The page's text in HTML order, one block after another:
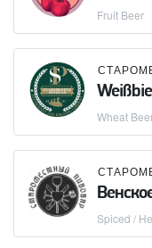
Fruit Beer
Wheat
Spiced /